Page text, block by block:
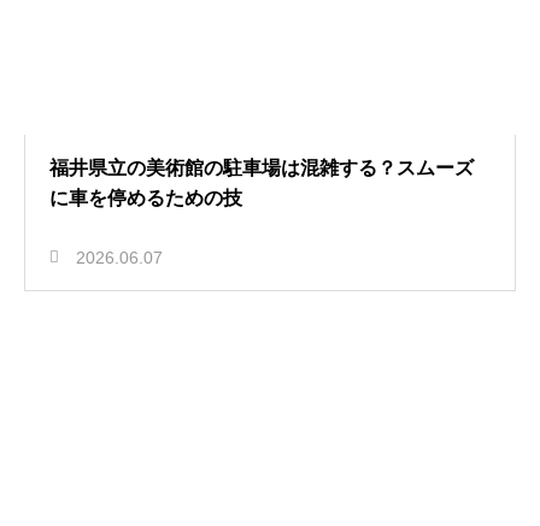
福井県立の美術館の駐車場は混雑する？スムーズ
に車を停めるための技
2026.06.07